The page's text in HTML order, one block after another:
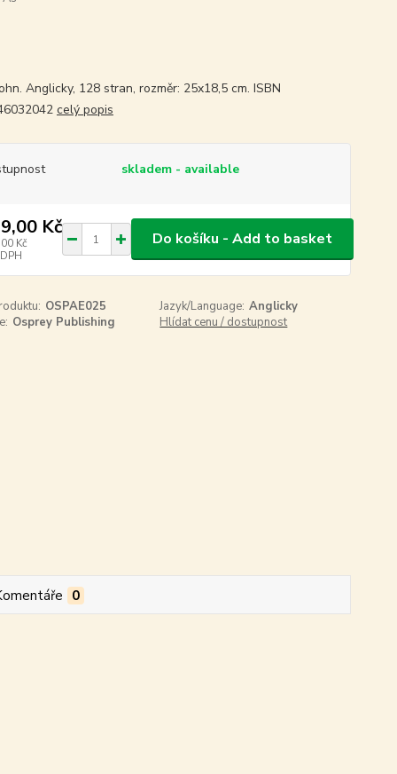
Anglicky, 128 stran, rozměr: 25x18,5 cm. ISBN
celý popis
skladem - available
Kč
Kč
Do košíku - Add to basket
OSPAE025 Jazyk/Language: Anglicky
Osprey Publishing Hlídat cenu / dostupnost
0